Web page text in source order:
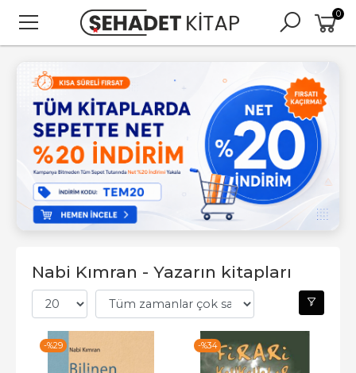
0
Nabi Kımran - Yazarın kitapları
-%29 -%34